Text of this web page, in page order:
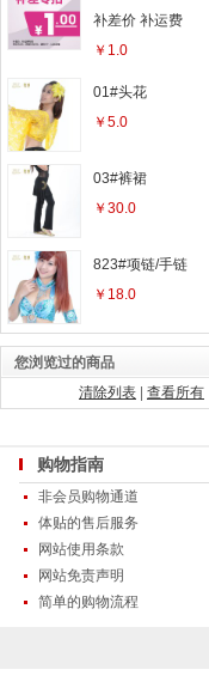
补差价 补运费
￥1.0
01#头花
￥5.0
03#裤裙
￥30.0
823#项链/手链
￥18.0
您浏览过的商品
清除列表
查看所有
购物指南
非会员购物通道
体贴的售后服务
网站使用条款
网站免责声明
简单的购物流程